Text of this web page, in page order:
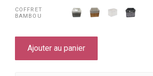
COFFRET
BAMBOU
Ajouter au panier